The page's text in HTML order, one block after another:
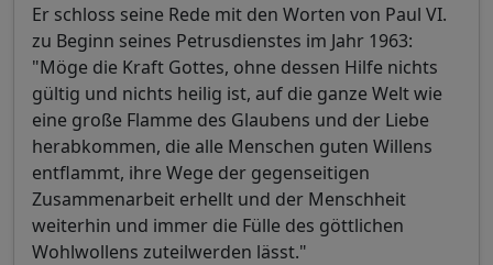
Er schloss seine Rede mit den Worten von Paul VI.
zu Beginn seines Petrusdienstes im Jahr 1963:
"Möge die Kraft Gottes, ohne dessen Hilfe nichts
gültig und nichts heilig ist, auf die ganze Welt wie
eine große Flamme des Glaubens und der Liebe
herabkommen, die alle Menschen guten Willens
entflammt, ihre Wege der gegenseitigen
Zusammenarbeit erhellt und der Menschheit
weiterhin und immer die Fülle des göttlichen
Wohlwollens zuteilwerden lässt."